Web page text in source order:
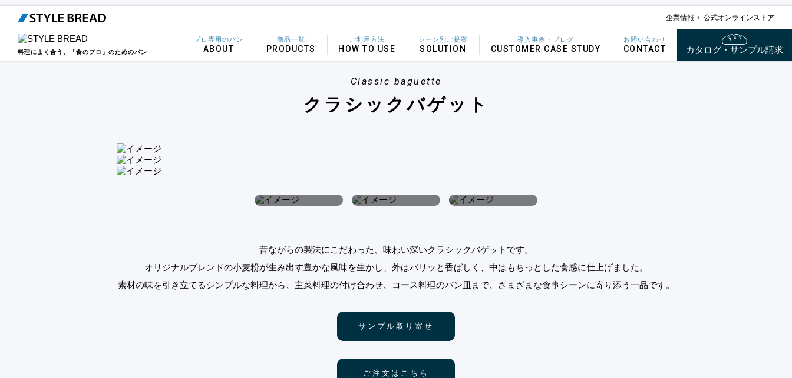
企業情報 公式オンラインストア
料理によく合う、「食のプロ」のためのパン
プロ専用のパン
ABOUT
商品一覧
PRODUCTS
ご利用方法
HOW TO USE
シーン別ご提案
SOLUTION
導入事例・ブログ
CUSTOMER CASE STUDY
お問い合わせ
CONTACT カタログ・サンプル請求
STYLE BREAD TOP
Classic baguette
クラシックバゲット
昔ながらの製法にこだわった、味わい深いクラシックバゲットです。
オリジナルブレンドの小麦粉が生み出す豊かな風味を生かし、外はパリッと香ばしく、中はもちっとした食感に仕上げました。
素材の味を引き立てるシンプルな料理から、主菜料理の付け合わせ、コース料理のパン皿まで、さまざまな食事シーンに寄り添う一品です。
サンプル取り寄せ
ご注文はこちら